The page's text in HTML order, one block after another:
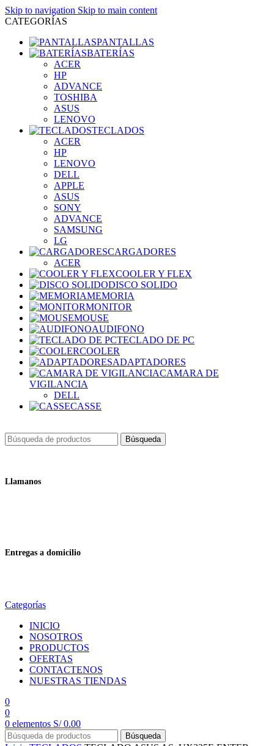
Skip to navigation Skip to main content
CATEGORÍAS
PANTALLAS
BATERÍAS
ACER
HP
ADVANCE
TOSHIBA
ASUS
LENOVO
TECLADOS
ACER
HP
LENOVO
DELL
APPLE
ASUS
SONY
ADVANCE
SAMSUNG
LG
CARGADORES
ACER
COOLER Y FLEX
DISCO SOLIDO
MEMORIA
MONITOR
MOUSE
AUDIFONO
TECLADO DE PC
COOLER
ADAPTADORES
CAMARA DE
VIGILANCIA
DELL
CASSE
Búsqueda
Llamanos
Entregas a domicilio
Categorías
INICIO
NOSOTROS
PRODUCTOS
OFERTAS
CONTACTENOS
NUESTRAS TIENDAS
0
0
0 elementos S/0.00
Búsqueda